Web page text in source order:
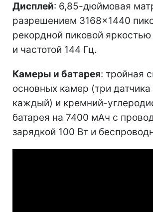
Дисплей: 6,85-дюймовая
разрешением 3168×1440
рекордной пиковой
и частотой 144 Гц.
Камеры и батарея: тройная
основных камер (три
каждый) и кремний-
батарея на 7400 мАч с
зарядкой 100 Вт и